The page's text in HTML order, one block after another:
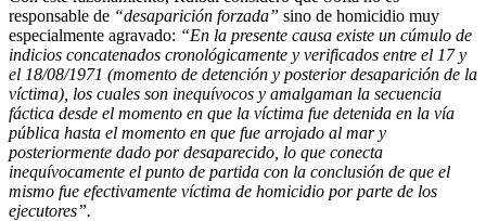
responsable de “desaparición forzada” sino de homicidio muy
especialmente agravado: “En la presente causa existe un cúmulo de
indicios concatenados cronológicamente y verificados entre el 17 y
el 18/08/1971 (momento de detención y posterior desaparición de la
víctima), los cuales son inequívocos y amalgaman la secuencia
fáctica desde el momento en que la víctima fue detenida en la vía
pública hasta el momento en que fue arrojado al mar y
posteriormente dado por desaparecido, lo que conecta
inequívocamente el punto de partida con la conclusión de que el
mismo fue efectivamente víctima de homicidio por parte de los
ejecutores”.